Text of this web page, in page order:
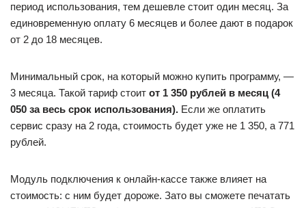
период использования, тем дешевле стоит один месяц. За
единовременную оплату 6 месяцев и более дают в подарок
от 2 до 18 месяцев.
Минимальный срок, на который можно купить программу, —
3 месяца. Такой тариф стоит от 1 350 рублей в месяц (4
050 за весь срок использования). Если же оплатить
сервис сразу на 2 года, стоимость будет уже не 1 350, а 771
рублей.
Модуль подключения к онлайн-кассе также влияет на
стоимость: с ним будет дороже. Зато вы сможете печатать